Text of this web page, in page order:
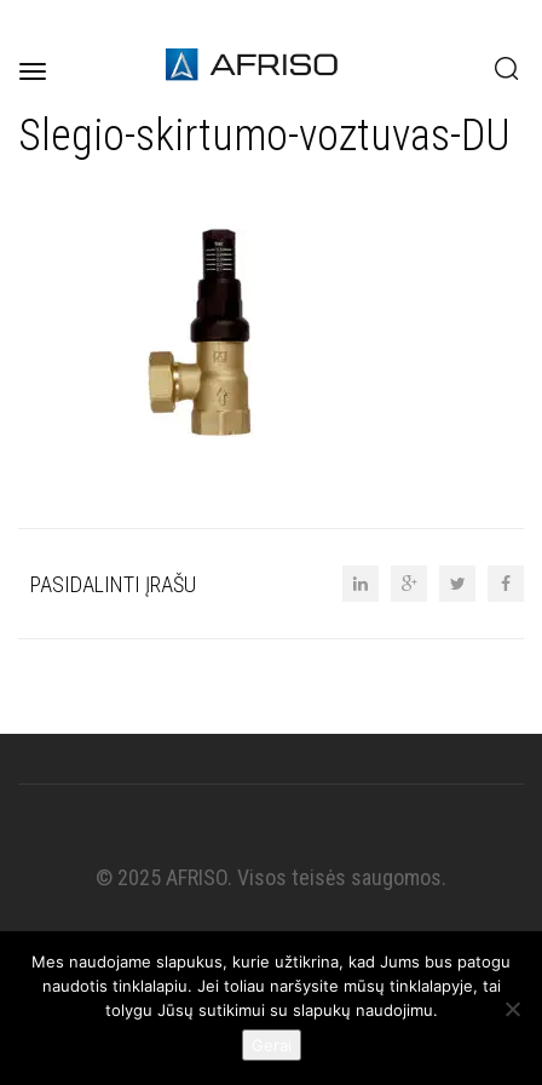
Toggle
Slegio-skirtumo-voztuvas-DU
PASIDALINTI ĮRAŠU
© 2025 AFRISO. Visos teisės saugomos.
Mes naudojame slapukus, kurie užtikrina, kad Jums bus patogu
naudotis tinklalapiu. Jei toliau naršysite mūsų tinklalapyje, tai
tolygu Jūsų sutikimui su slapukų naudojimu.